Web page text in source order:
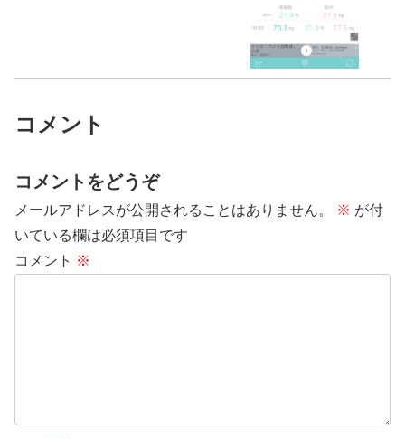
コメント
コメントをどうぞ
メールアドレスが公開されることはありません。 ※ が付
いている欄は必須項目です
コメント ※